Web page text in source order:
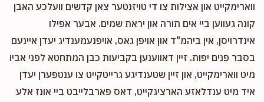
ווארימקייט און אצילות צו די טויזנטער צאן קדשים וועלכע האבן
קונה געווען ביי אים תורה און יראת שמים. אבער אפילו
אינדרויסן, אין ביהמ"ד און אויפן גאס, אויפנעמענדיג יעדן איינעם
בסבר פנים יפות. זיין דאווענען בקביעות כבן המתחטא לפני אביו
מיט ווארימקייט, און זיין שטענדיגע גרייטקייט צו ענטפערן יעדן
איד מיט ענדלאזע הארציגקייט, דאס פארבלייבט ביי אונז אלע